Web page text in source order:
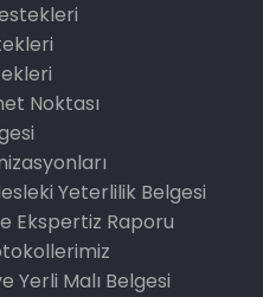
Noktası
Yeterlilik Belgesi
Ekspertiz Raporu
Yerli Malı Belgesi